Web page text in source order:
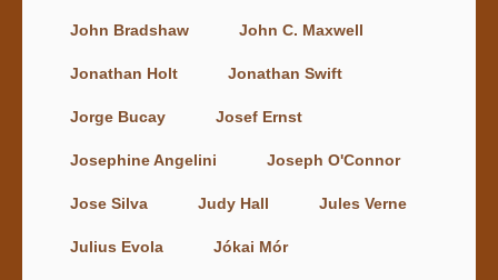
John Bradshaw John C. Maxwell
Jonathan Holt Jonathan Swift
Jorge Bucay Josef Ernst
Josephine Angelini Joseph O'Connor
Jose Silva Judy Hall Jules Verne
Julius Evola Jókai Mór